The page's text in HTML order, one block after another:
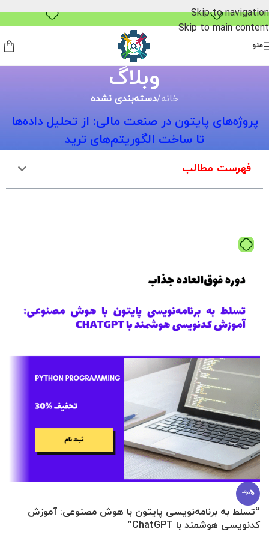
Skip to navigation
Skip to main content
منو
وبلاگ
خانه/دسته‌بندی نشده
پروژه‌های پایتون در صنعت مالی: از تحلیل داده‌ها
تا ساخت الگوریتم‌های ترید
فهرست مطالب
-90%
“تسلط به برنامه‌نویسی پایتون با هوش مصنوعی: آموزش
کدنویسی هوشمند با ChatGPT”